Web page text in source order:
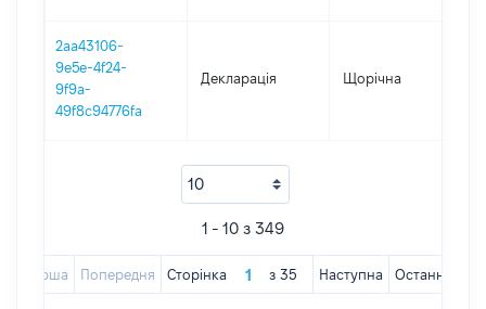
2aa43106-
9e5e-4f24-
9f9a-
49f8c94776fa
Декларація Щорічна
1 - 10 з 349
Перша Попередня Сторінка з 35 Наступна Остання